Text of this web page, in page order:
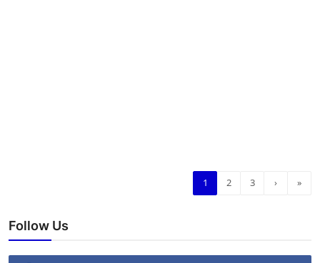
1 2 3 › »
Follow Us